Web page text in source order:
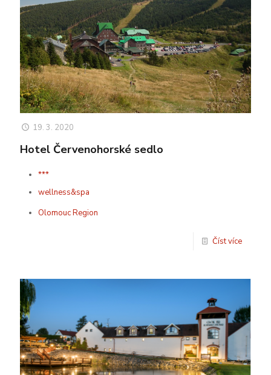
19. 3. 2020
Hotel Červenohorské sedlo
***
wellness&spa
Olomouc Region
Číst více